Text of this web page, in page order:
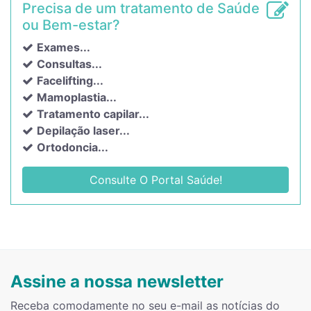
Precisa de um tratamento de Saúde
ou Bem-estar?
Exames...
Consultas...
Facelifting...
Mamoplastia...
Tratamento capilar...
Depilação laser...
Ortodoncia...
Consulte O Portal Saúde!
Assine a nossa newsletter
Receba comodamente no seu e-mail as notícias do